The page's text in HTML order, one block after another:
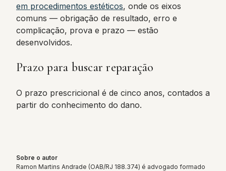
em procedimentos estéticos, onde os eixos
comuns — obrigação de resultado, erro e
complicação, prova e prazo — estão
desenvolvidos.
Prazo para buscar reparação
O prazo prescricional é de cinco anos, contados a
partir do conhecimento do dano.
Sobre o autor
Ramon Martins Andrade (OAB/RJ 188.374) é advogado formado